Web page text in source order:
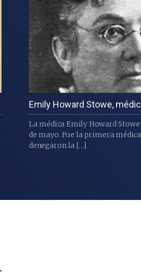
Emily Howard Stowe,
La médica Emily Howard Stowe
de mayo. Fue la primera médica
denegaron la […]